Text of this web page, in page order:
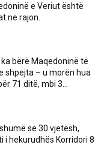
e Veriut është
në rajon.
ka bërë Maqedoninë të
shpejta – u morën hua
71 ditë, mbi 3...
se 30 vjetësh,
i hekurudhës Korridori 8